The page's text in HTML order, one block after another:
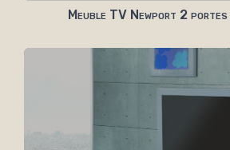
Meuble TV Newport 2